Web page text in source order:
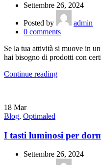
Settembre 26, 2024
Posted by
admin
0 comments
Se la tua attività si muove in
hai bisogno di prodotti con
Continue reading
18 Mar
Blog, Optimaled
I tasti luminosi per
Settembre 26, 2024